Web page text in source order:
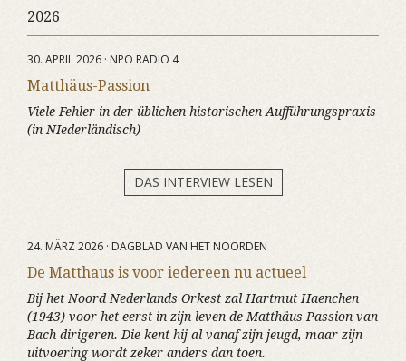
2026
30. APRIL 2026 · NPO RADIO 4
Matthäus-Passion
Viele Fehler in der üblichen historischen Aufführungspraxis
(in NIederländisch)
DAS INTERVIEW LESEN
24. MÄRZ 2026 · DAGBLAD VAN HET NOORDEN
De Matthaus is voor iedereen nu actueel
Bij het Noord Nederlands Orkest zal Hartmut Haenchen
(1943) voor het eerst in zijn leven de Matthäus Passion van
Bach dirigeren. Die kent hij al vanaf zijn jeugd, maar zijn
uitvoering wordt zeker anders dan toen.